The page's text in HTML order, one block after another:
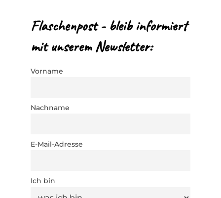
Flaschenpost - bleib informiert
mit unserem Newsletter:
Vorname
Nachname
E-Mail-Adresse
Ich bin